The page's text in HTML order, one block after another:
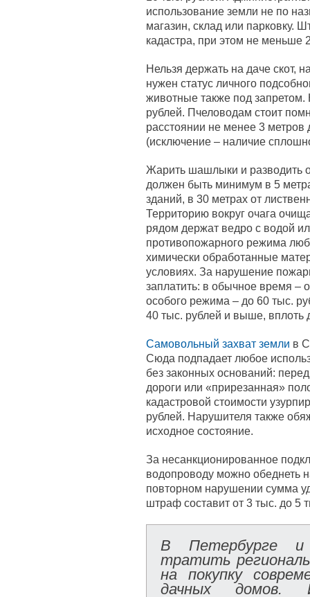
использование земли не по
магазин, склад или парковку.
кадастра, при этом не меньше
Нельзя держать на даче скот,
нужен статус личного
животные также под
рублей. Пчеловодам стоит
расстоянии не менее 3 метров
(исключение – наличие
Жарить шашлыки и разводить
должен быть минимум в 5
зданий, в 30 метрах от
Территорию вокруг очага
рядом держат ведро с водой
противопожарного режима
химически обработанные
условиях. За нарушение
заплатить: в обычное время –
особого режима – до 60 тыс.
40 тыс. рублей и выше, вплоть
Самовольный захват земли в
Сюда подпадает любое
без законных оснований:
дороги или «прирезанная»
кадастровой стоимости
рублей. Нарушителя также
исходное состояние.
За несанкционированное
водопроводу можно обеднеть
повторном нарушении сумма
штраф составит от 3 тыс. до 5
В Петербурге и
тратить
на покупку
дачных домов.